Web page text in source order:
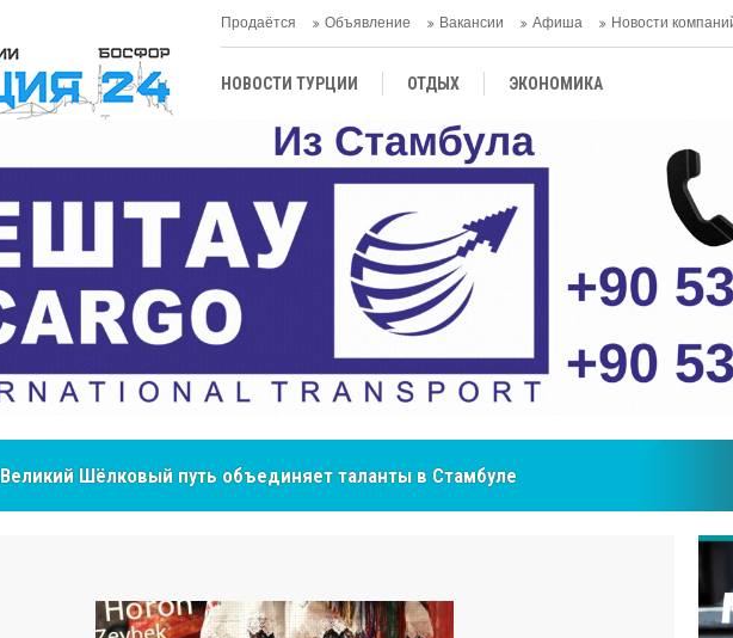
Продаётся Объявление Вакансии Афиша Новости
НОВОСТИ ТУРЦИИ ОТДЫХ ЭКОНОМИКА
ТУРЕЦКАЯ КУХНЯ КУЛЬТУРА
ЦЕНТРАЛЬНАЯ АЗИЯ МНЕНИE
Великий Шёлковый путь объединяет таланты в Стамбуле